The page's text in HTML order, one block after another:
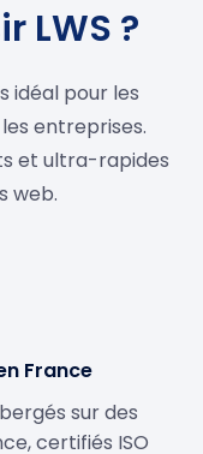
LWS ?
idéal pour les
entreprises.
et ultra-rapides
web.
France
sur des
certifiés ISO